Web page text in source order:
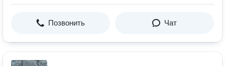
Позвонить Чат